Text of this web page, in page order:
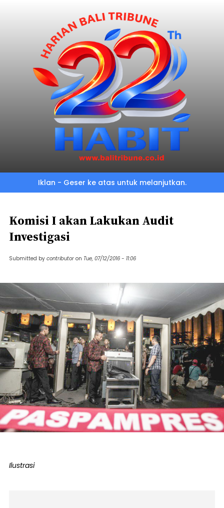
Iklan - Geser ke atas untuk melanjutkan.
Komisi I akan Lakukan Audit
Investigasi
Submitted by contributor on Tue, 07/12/2016 - 11:06
Ilustrasi